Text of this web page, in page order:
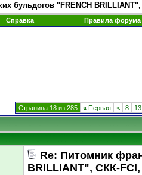
бульдогов "FRENCH BRILLIANT",
Справка Правила форума
Страница 18 из 285 « Первая < 8 13
Re: Питомник
BRILLIANT", СКК-FCI,